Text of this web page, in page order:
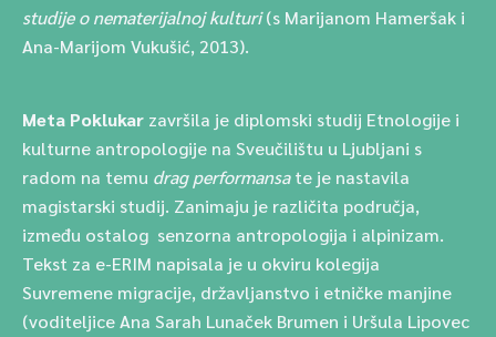
studije o nematerijalnoj kulturi(s Marijanom Hameršak i
Ana-Marijom Vukušić, 2013).
Meta Poklukar završila je diplomski studij Etnologije i
kulturne antropologije na Sveučilištu u Ljubljani s
radom na temu drag performansate je nastavila
magistarski studij. Zanimaju je različita područja,
između ostalog senzorna antropologija i alpinizam.
Tekst za e-ERIM napisala je u okviru kolegija
Suvremene migracije, državljanstvo i etničke manjine
(voditeljice Ana Sarah Lunaček Brumen i Uršula Lipovec